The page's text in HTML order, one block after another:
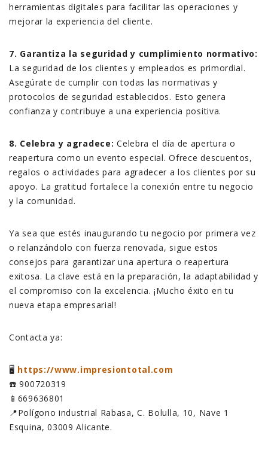
herramientas digitales para facilitar las operaciones y
mejorar la experiencia del cliente.
7. Garantiza la seguridad y cumplimiento normativo:
La seguridad de los clientes y empleados es primordial.
Asegúrate de cumplir con todas las normativas y
protocolos de seguridad establecidos. Esto genera
confianza y contribuye a una experiencia positiva.
8. Celebra y agradece: Celebra el día de apertura o
reapertura como un evento especial. Ofrece descuentos,
regalos o actividades para agradecer a los clientes por su
apoyo. La gratitud fortalece la conexión entre tu negocio
y la comunidad.
Ya sea que estés inaugurando tu negocio por primera vez
o relanzándolo con fuerza renovada, sigue estos
consejos para garantizar una apertura o reapertura
exitosa. La clave está en la preparación, la adaptabilidad y
el compromiso con la excelencia. ¡Mucho éxito en tu
nueva etapa empresarial!
Contacta ya:
🖥️ https://www.impresiontotal.com
☎️ 900720319
📱669636801
📍Polígono industrial Rabasa, C. Bolulla, 10, Nave 1
Esquina, 03009 Alicante.